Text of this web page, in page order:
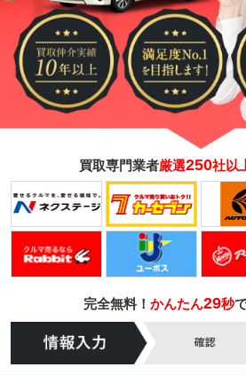
買取専門業者厳選250社以
完全無料！ かんたん29秒